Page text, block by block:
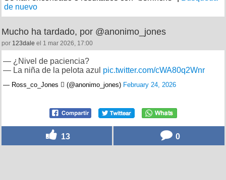
de nuevo
Mucho ha tardado, por @anonimo_jones
por 123dale el 1 mar 2026, 17:00
— ¿Nivel de paciencia?
— La niña de la pelota azul pic.twitter.com/cWA80q2Wnr
— Ross_co_Jones  (@anonimo_jones) February 24, 2026
13 0